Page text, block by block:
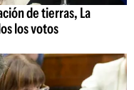
de tierras, La
los votos